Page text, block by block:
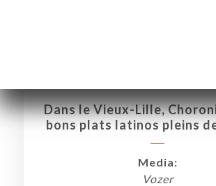
Dans le Vieux-Lille,
bons plats latinos pleins
Media:
Vozer